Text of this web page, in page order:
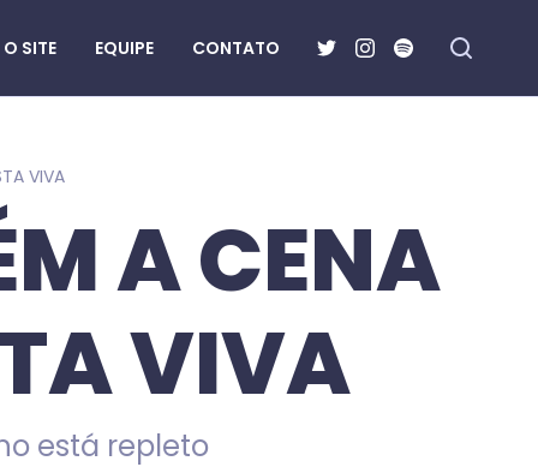
O SITE EQUIPE CONTATO
VIVA
A CENA
VIVA
está repleto